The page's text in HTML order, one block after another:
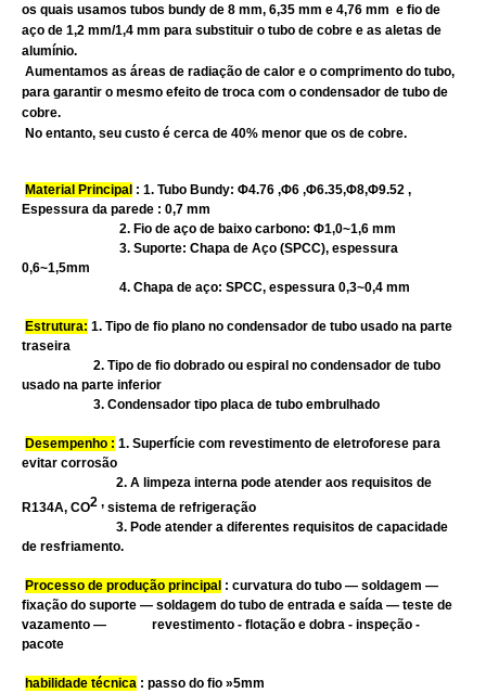
os quais usamos tubos bundy de 8 mm, 6,35 mm e 4,76 mm e fio de
aço de 1,2 mm/1,4 mm para substituir o tubo de cobre e as aletas de
alumínio.
Aumentamos as áreas de radiação de calor e o comprimento do tubo,
para garantir o mesmo efeito de troca com o condensador de tubo de
cobre.
No entanto, seu custo é cerca de 40% menor que os de cobre.
Material Principal : 1. Tubo Bundy: Φ4.76 ,Φ6 ,Φ6.35,Φ8,Φ9.52 ,
Espessura da parede : 0,7 mm
2. Fio de aço de baixo carbono: Φ1,0~1,6 mm
3. Suporte: Chapa de Aço (SPCC), espessura
0,6~1,5mm
4. Chapa de aço: SPCC, espessura 0,3~0,4 mm
Estrutura: 1. Tipo de fio plano no condensador de tubo usado na parte
traseira
2. Tipo de fio dobrado ou espiral no condensador de tubo
usado na parte inferior
3. Condensador tipo placa de tubo embrulhado
Desempenho : 1. Superfície com revestimento de eletroforese para
evitar corrosão
2. A limpeza interna pode atender aos requisitos de
R134A, CO2 , sistema de refrigeração
3. Pode atender a diferentes requisitos de capacidade
de resfriamento.
Processo de produção principal : curvatura do tubo — soldagem —
fixação do suporte — soldagem do tubo de entrada e saída — teste de
vazamento — revestimento - flotação e dobra - inspeção -
pacote
habilidade técnica : passo do fio »5mm